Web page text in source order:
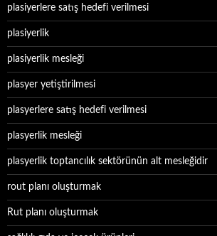
plasiyerlere satış hedefi verilmesi
plasiyerlik
plasiyerlik mesleği
plasyer yetiştirilmesi
plasyerlere satış hedefi verilmesi
plasyerlik mesleği
plasyerlik toptancılık sektörünün alt mesleğidir
rout planı oluşturmak
Rut planı oluşturmak